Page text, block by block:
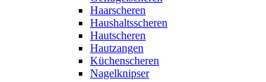
Haarscheren
Haushaltsscheren
Hautscheren
Hautzangen
Küchenscheren
Nagelknipser